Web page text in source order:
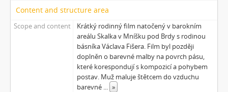
Content and structure area
Scope and content
Krátký rodinný film natočený v barokním
areálu Skalka v Mníšku pod Brdy s rodinou
básníka Václava Fišera. Film byl později
doplněn o barevné malby na povrch pásu,
které korespondují s kompozicí a pohybem
postav. Muž maluje štětcem do vzduchu
barevné
»